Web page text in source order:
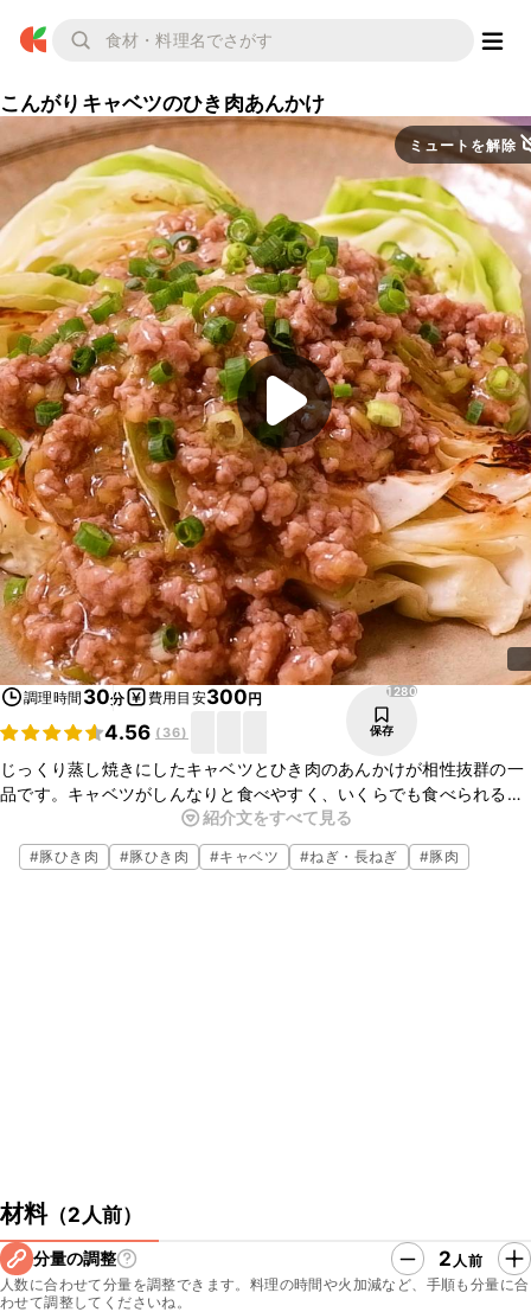
こんがりキャベツのひき肉あんかけ
ミュートを解除
調理時間 30分 費用目安300円
4.56 ( 36)
1280
保存
じっくり蒸し焼きにしたキャベツとひき肉のあんかけが相性抜群の一
品です。キャベツがしんなりと食べやすく、いくらでも食べられるお
いしさです。味付けはめんつゆを使っているのでとても簡単です。ボ
リュームも満点ですので、ぜひ作ってみてくださいね。
紹介文をすべて見る
#豚ひき肉 #豚ひき肉 #キャベツ #ねぎ・長ねぎ #豚肉
材料（2人前）
分量の調整 2 人前
人数に合わせて分量を調整できます。料理の時間や火加減など、手順も分量に合
わせて調整してくださいね。